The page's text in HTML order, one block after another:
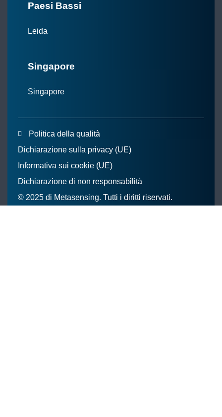
Paesi Bassi
Leida
Singapore
Singapore
Politica della qualità
Dichiarazione sulla privacy (UE)
Informativa sui cookie (UE)
Dichiarazione di non responsabilità
© 2025 di Metasensing. Tutti i diritti riservati.